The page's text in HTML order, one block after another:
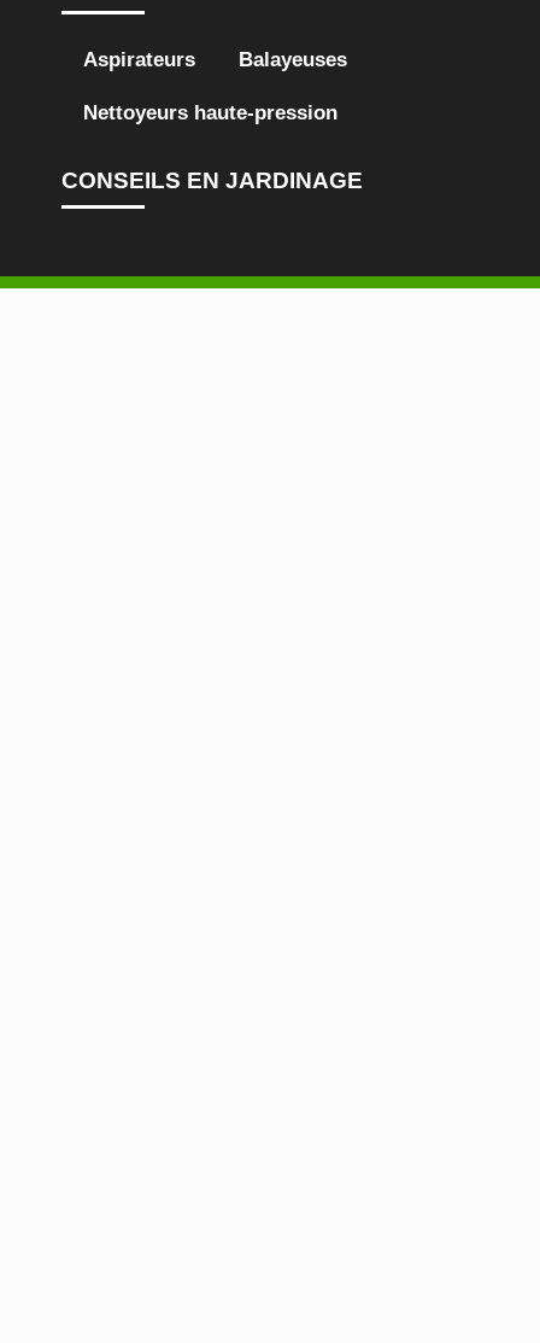
Aspirateurs Balayeuses
Nettoyeurs haute-pression
CONSEILS EN JARDINAGE